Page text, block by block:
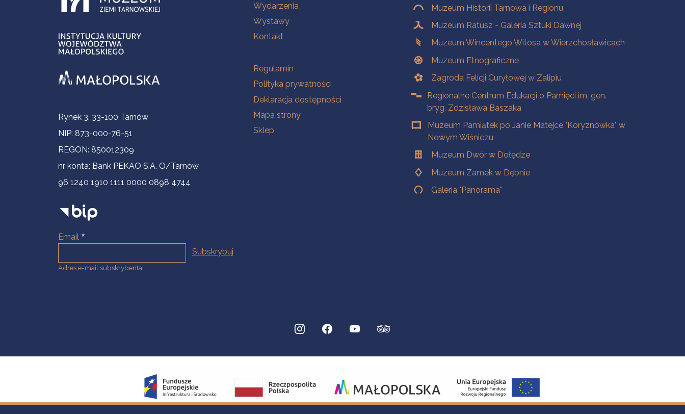
Informacje kontaktowe
Rynek 3, 33-100 Tarnów
NIP: 873-000-76-51
REGON: 850012309
nr konta: Bank PEKAO S.A. O/Tarnów
96 1240 1910 1111 0000 0898 4744
Email
Adres e-mail subskrybenta.
Wydarzenia
Wystawy
Kontakt
Na skróty
Regulamin
Polityka prywatności
Deklaracja dostępności
Mapa strony
Sklep
Muzeum Historii Tarnowa i Regionu
Muzeum Ratusz - Galeria Sztuki Dawnej
Muzeum Wincentego Witosa w Wierzchosławicach
Muzeum Etnograficzne
Zagroda Felicji Curyłowej w Zalipiu
Regionalne Centrum Edukacji o Pamięci im. gen.
bryg. Zdzisława Baszaka
Muzeum Pamiątek po Janie Matejce "Koryznówka" w
Nowym Wiśniczu
Muzeum Dwór w Dołędze
Muzeum Zamek w Dębnie
Galeria "Panorama"